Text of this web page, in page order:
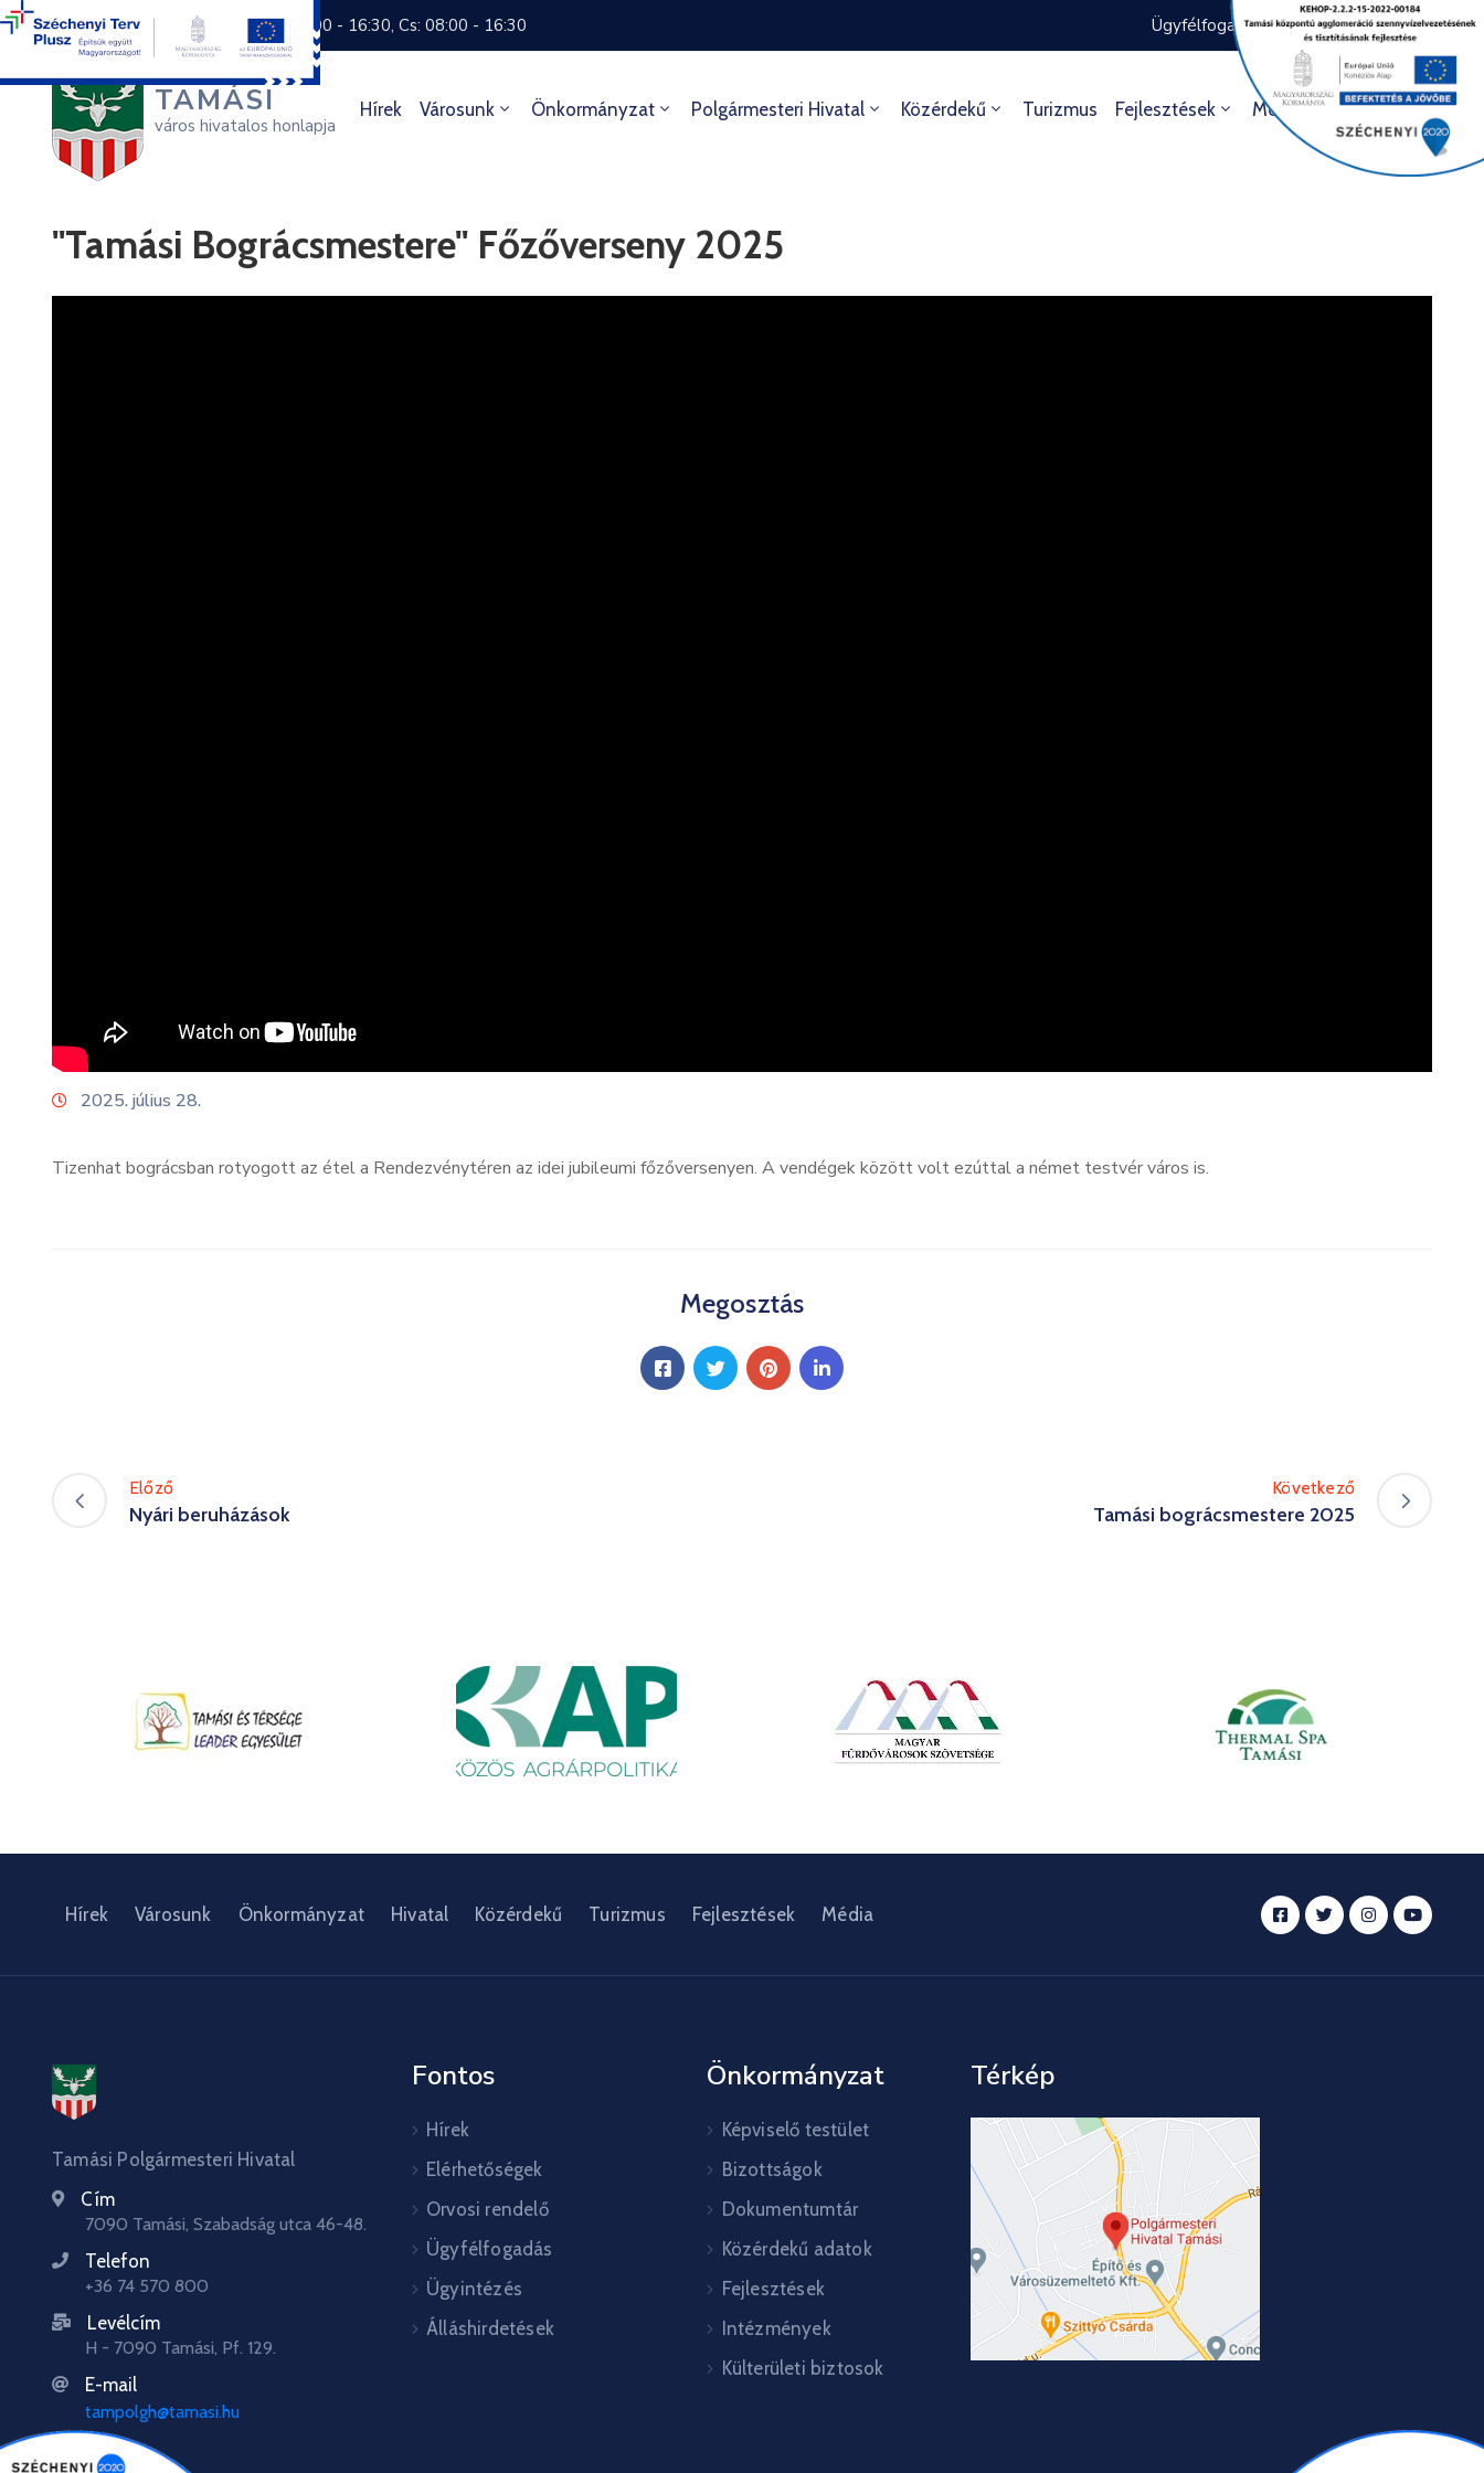
+36 74 570 800 H: 8:00 - 16:30, Cs: 08:00 - 16:30 Ügyfélfogadás rendje Ügyintézés
TAMÁSI
város hivatalos honlapja
Hírek Városunk Önkormányzat Polgármesteri Hivatal Közérdekű Turizmus Fejlesztések Média Kultúra
"Tamási Bográcsmestere" Főzőverseny 2025
2025. július 28.
Tizenhat bográcsban rotyogott az étel a Rendezvénytéren az idei jubileumi főzőversenyen. A vendégek között volt ezúttal a német testvér város is.
Megosztás
Előző
Nyári beruházások
Következő
Tamási bográcsmestere 2025
Hírek Városunk Önkormányzat Hivatal Közérdekű Turizmus Fejlesztések Média
Tamási Polgármesteri Hivatal
Cím
7090 Tamási, Szabadság utca 46-48.
Telefon
+36 74 570 800
Levélcím
H - 7090 Tamási, Pf. 129.
E-mail
tampolgh@tamasi.hu
Fontos
Hírek
Elérhetőségek
Orvosi rendelő
Ügyfélfogadás
Ügyintézés
Álláshirdetések
Önkormányzat
Képviselő testület
Bizottságok
Dokumentumtár
Közérdekű adatok
Fejlesztések
Intézmények
Külterületi biztosok
Térkép